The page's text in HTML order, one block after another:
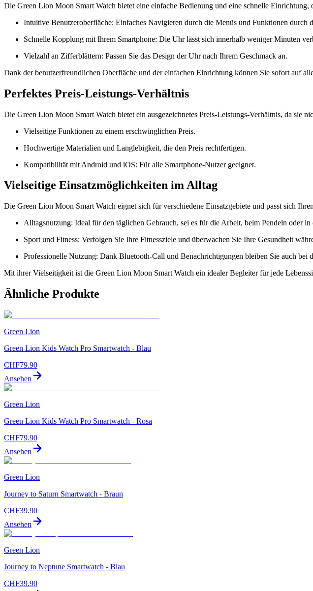
Die Green Lion Moon Smart Watch bietet eine einfache Bedienung und eine schnelle
Intuitive Benutzeroberfläche: Einfaches Navigieren durch die Menüs und Funktionen durch
Schnelle Kopplung mit Ihrem Smartphone: Die Uhr lässt sich innerhalb weniger Minuten
Vielzahl an Zifferblättern: Passen Sie das Design der Uhr nach Ihrem Geschmack an.
Dank der benutzerfreundlichen Oberfläche und der einfachen Einrichtung können Sie sofort auf
Perfektes Preis-Leistungs-Verhältnis
Die Green Lion Moon Smart Watch bietet ein ausgezeichnetes Preis-Leistungs-Verhältnis, da sie
Vielseitige Funktionen zu einem erschwinglichen Preis.
Hochwertige Materialien und Langlebigkeit, die den Preis rechtfertigen.
Kompatibilität mit Android und iOS: Für alle Smartphone-Nutzer geeignet.
Vielseitige Einsatzmöglichkeiten im Alltag
Die Green Lion Moon Smart Watch eignet sich für verschiedene Einsatzgebiete und passt sich
Alltagsnutzung: Ideal für den täglichen Gebrauch, sei es für die Arbeit, beim Pendeln oder in
Sport und Fitness: Verfolgen Sie Ihre Fitnessziele und überwachen Sie Ihre Gesundheit
Professionelle Nutzung: Dank Bluetooth-Call und Benachrichtigungen bleiben Sie auch bei
Mit ihrer Vielseitigkeit ist die Green Lion Moon Smart Watch ein idealer Begleiter für jede
Ähnliche Produkte
Green Lion
Green Lion Kids Watch Pro Smartwatch - Blau
CHF79.90
Ansehen
Green Lion
Green Lion Kids Watch Pro Smartwatch - Rosa
CHF79.90
Ansehen
Green Lion
Journey to Saturn Smartwatch - Braun
CHF39.90
Ansehen
Green Lion
Journey to Neptune Smartwatch - Blau
CHF39.90